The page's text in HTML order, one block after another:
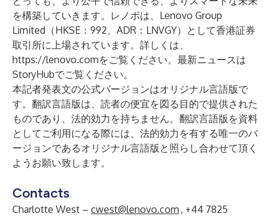
を構築していきます。レノボは、Lenovo Group
Limited（HKSE：992、ADR：LNVGY）として香港証券
取引所に上場されています。詳しくは、
https://lenovo.comをご覧ください。最新ニュースは
StoryHubでご覧ください。
本記者発表文の公式バージョンはオリジナル言語版で
す。翻訳言語版は、読者の便宜を図る目的で提供された
ものであり、法的効力を持ちません。翻訳言語版を資料
としてご利用になる際には、法的効力を有する唯一のバ
ージョンであるオリジナル言語版と照らし合わせて頂く
ようお願い致します。
Contacts
Charlotte West – cwest@lenovo.com , +44 7825